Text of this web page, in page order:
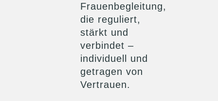
Frauenbegleitung,
die reguliert,
stärkt und
verbindet –
individuell und
getragen von
Vertrauen.